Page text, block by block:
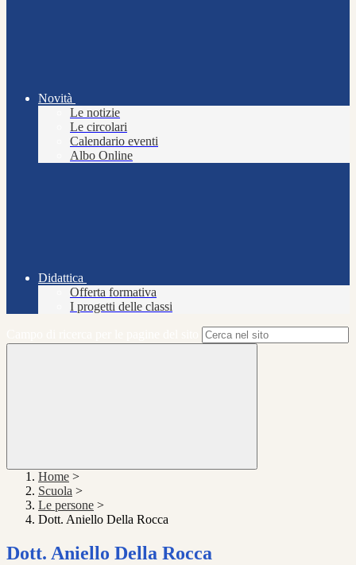
Novità
Le notizie
Le circolari
Calendario eventi
Albo Online
Didattica
Offerta formativa
I progetti delle classi
Home >
Scuola >
Le persone >
Dott. Aniello Della Rocca
Dott. Aniello Della Rocca